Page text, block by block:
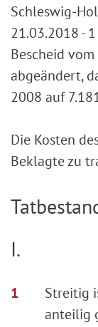
Schleswig-
21.03.2018 -
Bescheid
abgeändert,
2008 auf
Die Kosten
Beklagte zu
I.
Streitig
anteilig